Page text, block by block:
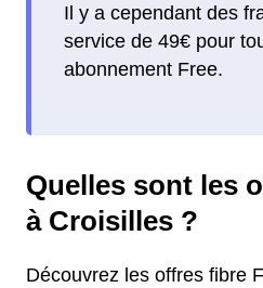
Il y a cependant des
service de 49€ pour
abonnement Free.
Quelles sont les
à Croisilles ?
Découvrez les offres fibre